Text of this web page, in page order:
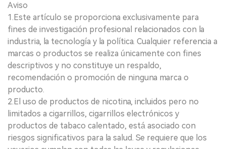
Aviso
1.Este artículo se proporciona exclusivamente para
fines de investigación profesional relacionados con la
industria, la tecnología y la política. Cualquier referencia a
marcas o productos se realiza únicamente con fines
descriptivos y no constituye un respaldo,
recomendación o promoción de ninguna marca o
producto.
2.El uso de productos de nicotina, incluidos pero no
limitados a cigarrillos, cigarrillos electrónicos y
productos de tabaco calentado, está asociado con
riesgos significativos para la salud. Se requiere que los